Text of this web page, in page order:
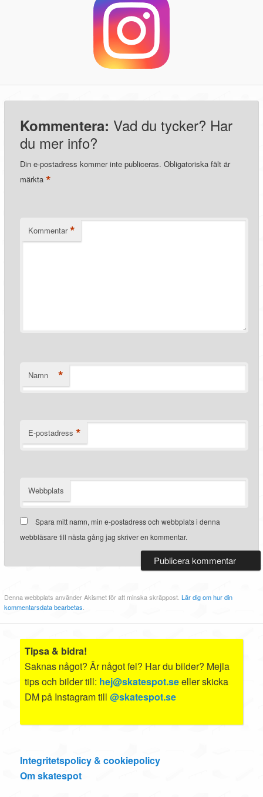
Kommentera: Vad du tycker? Har
du mer info?
Din e-postadress kommer inte publiceras. Obligatoriska fält är
märkta*
Kommentar *
Namn *
E-postadress *
Webbplats
Spara mitt namn, min e-postadress och webbplats i denna
webbläsare till nästa gång jag skriver en kommentar.
Denna webbplats använder Akismet för att minska skräppost.Lär dig om hur din
kommentarsdata bearbetas.
Tipsa & bidra!
Saknas något? Är något fel? Har du bilder? Mejla
tips och bilder till: hej@skatespot.seeller skicka
DM på Instagram till@skatespot.se
Integritetspolicy & cookiepolicy
Om skatespot